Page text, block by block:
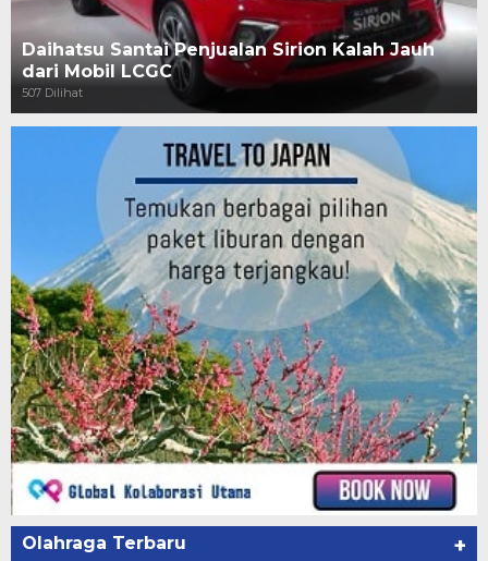
Daihatsu Santai Penjualan Sirion Kalah Jauh
dari Mobil LCGC
507 Dilihat
Olahraga Terbaru +